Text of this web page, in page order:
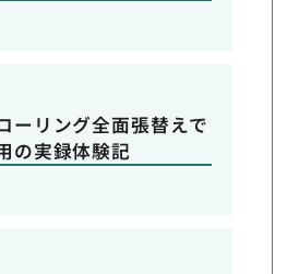
ーリング全面張替えで
の実録体験記